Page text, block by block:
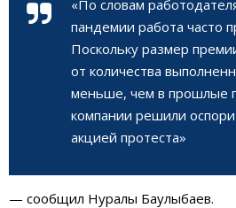
«По словам
пандемии работа часто
Поскольку размер
от количества
меньше, чем в прошлые
компании решили
акцией протеста»
— сообщил Нуралы Баулыбаев.